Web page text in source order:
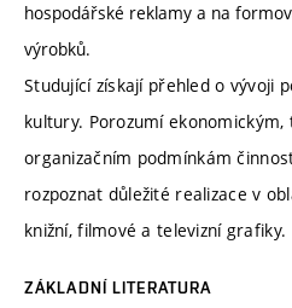
hospodářské reklamy a na
výrobků.
Studující získají přehled o vývoji
kultury. Porozumí ekonomickým,
organizačním podmínkám
rozpoznat důležité realizace v
knižní, filmové a televizní grafiky.
ZÁKLADNÍ LITERATURA